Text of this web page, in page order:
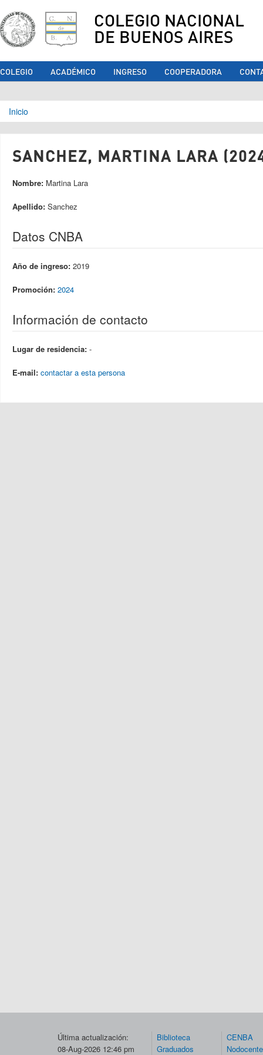
COLEGIO NACIONAL
DE BUENOS AIRES
COLEGIO ACADÉMICO INGRESO COOPERADORA
Se encuentra usted aquí
Inicio
SANCHEZ, MARTINA LARA
Nombre: Martina Lara
Apellido: Sanchez
Datos CNBA
Año de ingreso: 2019
Promoción: 2024
Información de contacto
Lugar de residencia: -
E-mail: contactar a esta persona
Última actualización:
08-Aug-2026 12:46 pm
Biblioteca
Graduados
CENBA